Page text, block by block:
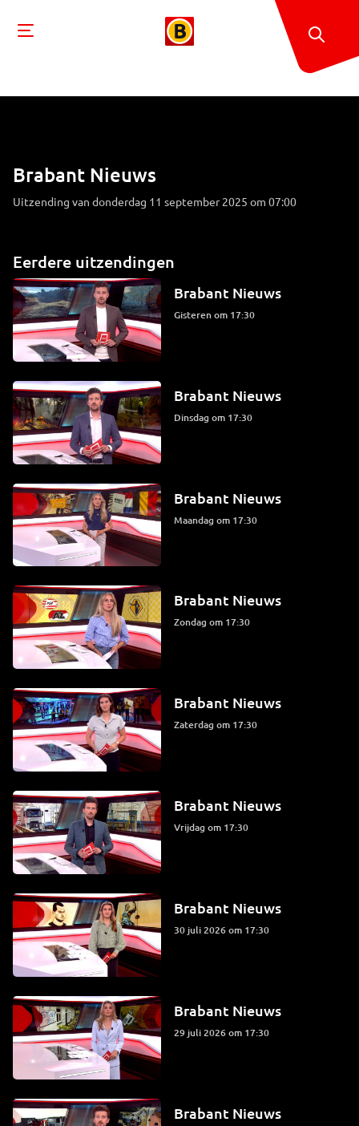
Brabant Nieuws
Uitzending van donderdag 11 september 2025 om 07:00
Eerdere uitzendingen
Brabant Nieuws
Gisteren om 17:30
Brabant Nieuws
dinsdag om 17:30
Brabant Nieuws
maandag om 17:30
Brabant Nieuws
zondag om 17:30
Brabant Nieuws
zaterdag om 17:30
Brabant Nieuws
vrijdag om 17:30
Brabant Nieuws
30 juli 2026 om 17:30
Brabant Nieuws
29 juli 2026 om 17:30
Brabant Nieuws